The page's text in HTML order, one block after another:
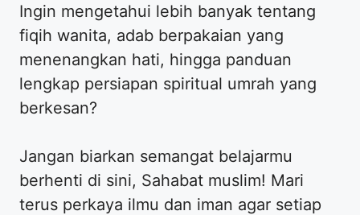
​Ingin mengetahui lebih banyak tentang
fiqih wanita, adab berpakaian yang
menenangkan hati, hingga panduan
lengkap persiapan spiritual umrah yang
berkesan?
​Jangan biarkan semangat belajarmu
berhenti di sini, Sahabat muslim! Mari
terus perkaya ilmu dan iman agar setiap